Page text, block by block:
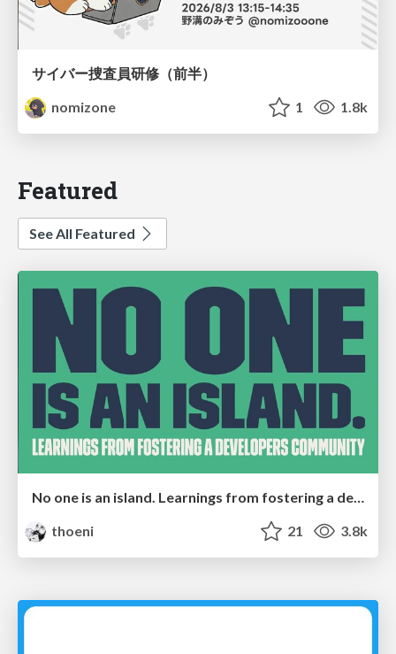
サイバー捜査員研修（前半）
nomizone
1 1.8k
Featured
See All Featured
No one is an island. Learnings from fostering a developers community.
thoeni
21 3.8k